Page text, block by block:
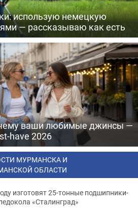
использую немецкую
— рассказываю как есть
ваши любимые джинсы —
have 2026
МУРМАНСКА И
ОБЛАСТИ
изготовят 25-тонные подшипники-
«Сталинград»